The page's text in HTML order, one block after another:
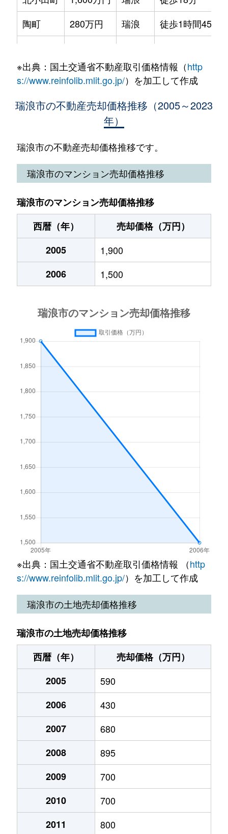
土岐町 15万円 瑞浪
徒歩26分
土岐町
780万円 瑞浪
徒歩24分
土岐町
1,100万円 瑞浪
徒歩4分
西小田町
1,100万円 瑞浪
徒歩28分
1,700万円 瑞浪
日吉町
39万円 瑞浪
日吉町
100万円 瑞浪
徒歩1時間15分
穂並
1,200万円 瑞浪
穂並
850万円 瑞浪
徒歩23分
松ケ瀬町
1,200万円 瑞浪
松ケ瀬町
1,200万円 瑞浪
南小田町
山田町
山田町
1,100万円 瑞浪
徒歩45分
山田町
1,200万円
和合町
瑞浪 徒歩45分
陶町
280万円 瑞浪
徒歩1時間45分
陶町
190万円 瑞浪
徒歩2時間
土岐町
2,400万円 瑞浪
土岐町
2,500万円 瑞浪
徒歩7分
土岐町
瑞浪
土岐町
1,700万円 瑞浪
徒歩12分
西小田町
南小田町
2,900万円 瑞浪
徒歩25分
南小田町
2,000万円 瑞浪
徒歩25分
明賀台
明賀台
1,300万円 瑞浪
徒歩45分
山田町
50万円
山田町
瑞浪
徒歩45分
山田町
瑞浪
※出典：国土交通省不動産取引価格情報（http
s://www.reinfolib.mlit.go.jp/）を加工して作成
瑞浪市の不動産売却価格推移（2005～2023
年）
瑞浪市の不動産売却価格推移です。
瑞浪市のマンション売却価格推移
瑞浪市のマンション売却価格推移
西暦（年）
売却価格（万円）
2005
1,900
2006
1,500
※出典：国土交通省不動産取引価格情報 （http
s://www.reinfolib.mlit.go.jp/）を加工して作成
瑞浪市の土地売却価格推移
瑞浪市の土地売却価格推移
西暦（年）
売却価格（万円）
2005
590
2006
430
2007
680
2008
895
2009
700
2010
700
2011
800